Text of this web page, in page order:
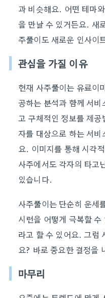
과 비슷해요. 어떤 테마
을 만날 수 있거든요. 새
주풀이도 새로운 인사이
관심을 가질 이유
현재 사주풀이는 유료이
공하는 분석과 함께 서
고 구체적인 정보를 제
자를 대상으로 하는 서
요. 이미지를 통해 시각
사주에서도 각자의 타고
있습니다.
사주풀이는 단순히 운세
시련을 어떻게 극복할
라고 할 수 있어요. 그럼
요? 바로 중요한 결정을
마무리